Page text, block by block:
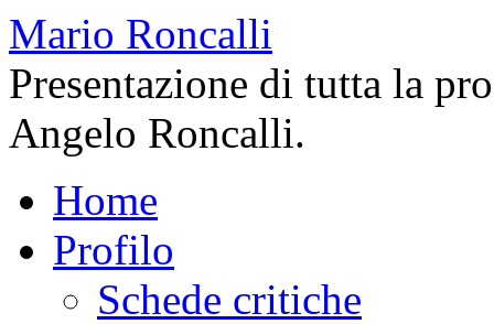
Mario Roncalli
Presentazione di tutta la
Angelo Roncalli.
Home
Profilo
Schede critiche